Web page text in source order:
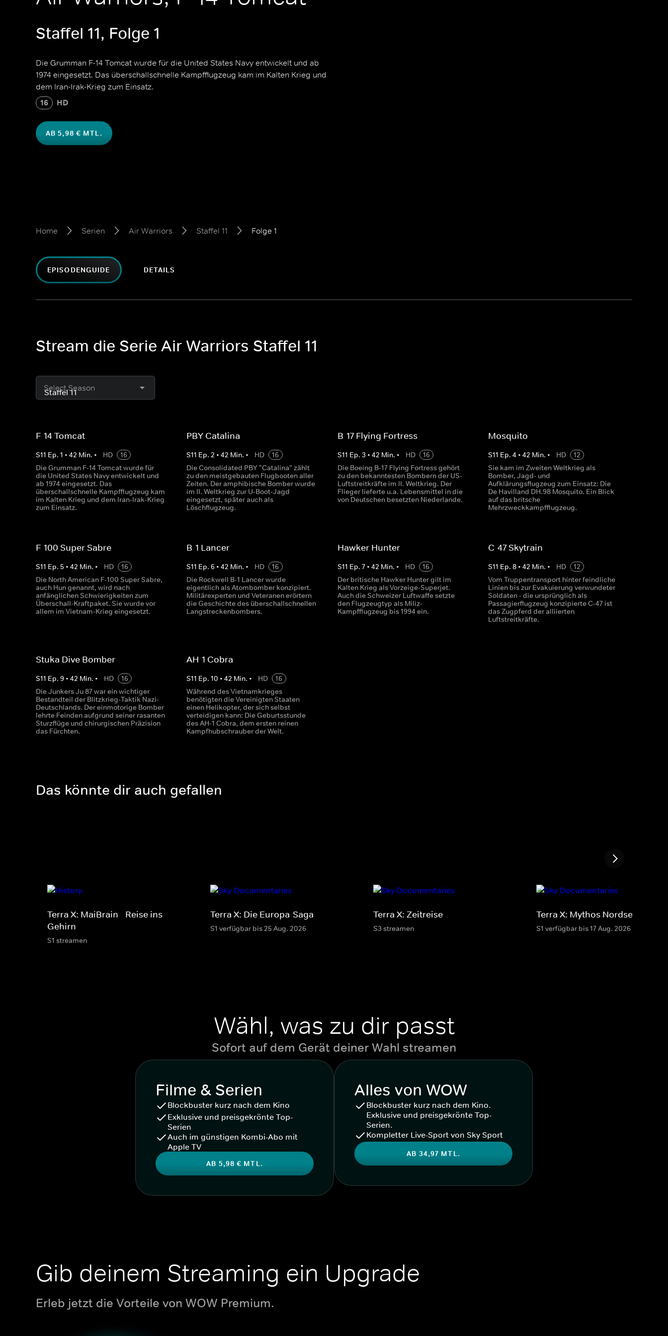
Staffel 11, Folge 1
Die Grumman F-14 Tomcat wurde für die United States Navy entwickelt und ab
1974 eingesetzt. Das überschallschnelle Kampfflugzeug kam im Kalten Krieg und
dem Iran-Irak-Krieg zum Einsatz.
16 HD
AB 5,98 € MTL.
Home Serien Air Warriors Staffel 11 Folge 1
EPISODENGUIDE DETAILS
Stream die Serie Air Warriors Staffel 11
Select Season
F-14 Tomcat
S11 Ep. 1 • 42 Min. • HD
16
Die Grumman F-14 Tomcat wurde für
die United States Navy entwickelt und
ab 1974 eingesetzt. Das
überschallschnelle Kampfflugzeug kam
im Kalten Krieg und dem Iran-Irak-Krieg
zum Einsatz.
PBY Catalina
S11 Ep.2 •42 Min. • HD
16
Die Consolidated PBY "Catalina" zählt
zu den meistgebauten Flugbooten aller
Zeiten. Der amphibische Bomber wurde
im II. Weltkrieg zur U-Boot-Jagd
eingesetzt, später auch als
Löschflugzeug.
B-17 Flying Fortress
S11 Ep. 3 • 42 Min. • HD
16
Die Boeing B-17 Flying Fortress gehört
zu den bekanntesten Bombern der US-
Luftstreitkräfte im II. Weltkrieg. Der
Flieger lieferte u.a. Lebensmittel in die
von Deutschen besetzten Niederlande.
Mosquito
S11 Ep. 4 • 42 Min. • HD
12
Sie kam im Zweiten Weltkrieg als
Bomber, Jagd- und
Aufklärungsflugzeug zum Einsatz: Die
De Havilland DH.98 Mosquito. Ein Blick
auf das britsche
Mehrzweckkampfflugzeug.
F-100 Super Sabre
S11 Ep. 5 • 42 Min. • HD
16
Die North American F-100 Super Sabre,
auch Hun genannt, wird nach
anfänglichen Schwierigkeiten zum
Überschall-Kraftpaket. Sie wurde vor
allem im Vietnam-Krieg eingesetzt.
B-1 Lancer
S11 Ep.6 •42 Min. • HD
16
Die Rockwell B-1 Lancer wurde
eigentlich als Atombomber konzipiert.
Militärexperten und Veteranen erörtern
die Geschichte des überschallschnellen
Langstreckenbombers.
Hawker Hunter
S11 Ep. 7• 42 Min. • HD
16
Der britische Hawker Hunter gilt im
Kalten Krieg als Vorzeige-Superjet.
Auch die Schweizer Luftwaffe setzte
den Flugzeugtyp als Miliz-
Kampfflugzeug bis 1994 ein.
C-47 Skytrain
S11 Ep. 8• 42 Min. • HD
12
Vom Truppentransport hinter feindliche
Linien bis zur Evakuierung verwundeter
Soldaten - die ursprünglich als
Passagierflugzeug konzipierte C-47 ist
das Zugpferd der alliierten
Luftstreitkräfte.
Stuka Dive Bomber
S11 Ep. 9 • 42 Min. • HD
16
Die Junkers Ju 87 war ein wichtiger
Bestandteil der Blitzkrieg-Taktik Nazi-
Deutschlands. Der einmotorige Bomber
lehrte Feinden aufgrund seiner rasanten
Sturzflüge und chirurgischen Präzision
das Fürchten.
AH-1 Cobra
S11 Ep.10 •42 Min. • HD
16
Während des Vietnamkrieges
benötigten die Vereinigten Staaten
einen Helikopter, der sich selbst
verteidigen kann: Die Geburtsstunde
des AH-1 Cobra, dem ersten reinen
Kampfhubschrauber der Welt.
Das könnte dir auch gefallen
Terra X: MaiBrain - Reise ins
Gehirn
S1 streamen
Terra X: Die Europa-Saga
S1 verfügbar bis 25 Aug. 2026
Terra X: Zeitreise
S3 streamen
Terra X: Mythos Nordsee
S1 verfügbar bis 17 Aug. 2026
Wähl, was zu dir passt
Sofort auf dem Gerät deiner Wahl streamen
Filme & Serien
Blockbuster kurz nach dem Kino
Exklusive und preisgekrönte Top-
Serien
Auch im günstigen Kombi-Abo mit
Apple TV
AB 5,98 € MTL.
Alles von WOW
Blockbuster kurz nach dem Kino.
Exklusive und preisgekrönte Top-
Serien.
Kompletter Live-Sport von Sky Sport
AB 34,97 MTL.
Gib deinem Streaming ein Upgrade
Erleb jetzt die Vorteile von WOW Premium.